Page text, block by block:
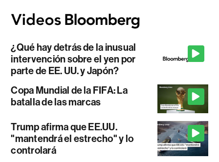
¿Qué hay detrás de la inusual
intervención sobre el yen por
parte de EE. UU. y Japón?
Copa Mundial de la FIFA: La
batalla de las marcas
Trump afirma que EE.UU.
"mantendrá el estrecho" y lo
controlará